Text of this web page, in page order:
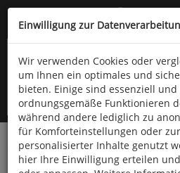
Kompletten Head der Seite
oder (06766)
Startseite Bücher Downloads
Der Falke
Einwilligung zur
Wir verwenden Cookies oder
um Ihnen ein optimales und
bieten. Einige sind essenziell
ordnungsgemäße Funktionieren
während andere lediglich zu
für Komforteinstellungen oder
personalisierter Inhalte genutzt
hier Ihre Einwilligung erteilen